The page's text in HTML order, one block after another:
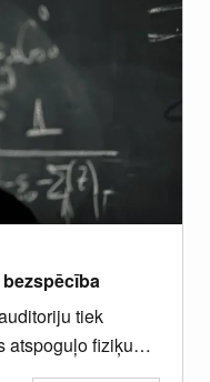
tiek
atspoguļo fiziķu
pēdējā...